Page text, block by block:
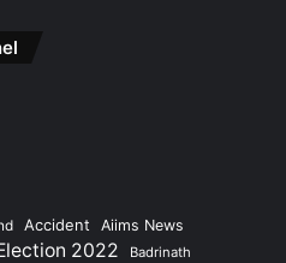
Accident Aiims News
2022 Badrinath